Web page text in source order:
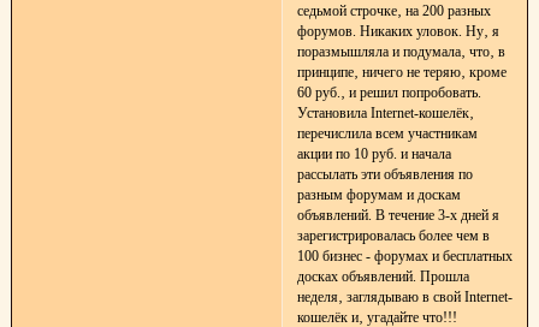
седьмой строчке‚ на 200 разных
форумов. Никаких уловок. Ну‚ я
поразмышляла и подумала‚ что‚ в
принципе‚ ничего не теряю‚ кроме
60 руб.‚ и решил попробовать.
Установила Internet-кошелёк‚
перечислила всем участникам
акции по 10 руб. и начала
рассылать эти объявления по
разным форумам и доскам
объявлений. В течение 3-х дней я
зарегистрировалась более чем в
100 бизнес - форумах и бесплатных
досках объявлений. Прошла
неделя‚ заглядываю в свой Internet-
кошелёк и‚ угадайте что!!!